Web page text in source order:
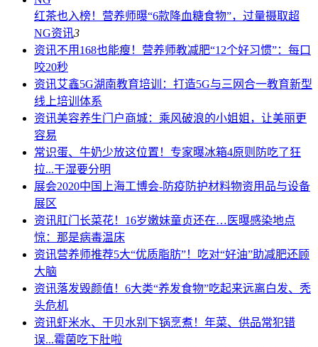
红茶也入榜！营养师曝“6款降血糖食物”，过量摄取超
NG资讯3
资讯不用168也能瘦！营养师教减肥“12个好习惯”：每口
咬20秒
资讯艾鑫5G湖南教育培训：打造5G与三网合一教育新型
线上培训体系
资讯美容养生门户商城：乘风破浪的小姐姐，让美丽更
容易
常识蛋、牛奶少放这位置！专家曝冰箱4原则防吃了狂
拉...干湿要分明
展会2020中国上海工博会-防疫防护材料物资用品与设备
展区
资讯肛门长菜花！16岁嫩妹童贞还在…医曝感染地点
惊：那是病毒温床
资讯营养师推荐5大“优质脂肪”！吃对“好油”助减肥还顾
大脑
资讯落发毁颜值！6大类“养发食物”吃起来远离白发、秃
头危机
资讯虾米水、干贝水别下锅烹煮！年菜、供品常犯错
误...霉菌吃下肚啦